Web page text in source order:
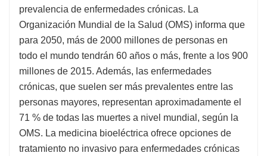
prevalencia de enfermedades crónicas. La
Organización Mundial de la Salud (OMS) informa que
para 2050, más de 2000 millones de personas en
todo el mundo tendrán 60 años o más, frente a los 900
millones de 2015. Además, las enfermedades
crónicas, que suelen ser más prevalentes entre las
personas mayores, representan aproximadamente el
71 % de todas las muertes a nivel mundial, según la
OMS. La medicina bioeléctrica ofrece opciones de
tratamiento no invasivo para enfermedades crónicas